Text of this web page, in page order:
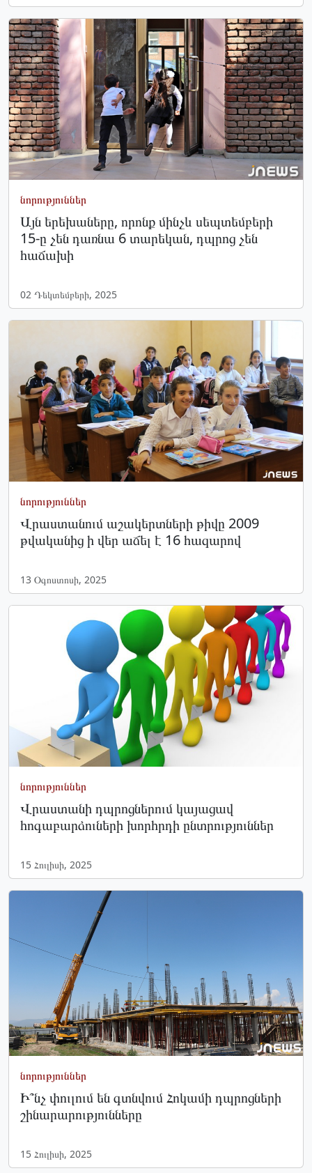
նորություններ
Այն երեխաները, որոնք մինչև սեպտեմբերի
15-ը չեն դառնա 6 տարեկան, դպրոց չեն
հաճախի
02 Դեկտեմբերի, 2025
նորություններ
Վրաստանում աշակերտների թիվը 2009
թվականից ի վեր աճել է 16 հազարով
13 Օգոստոսի, 2025
նորություններ
Վրաստանի դպրոցներում կայացավ
հոգաբարձուների խորհրդի ընտրություններ
15 Հուլիսի, 2025
նորություններ
Ի՞նչ փուլում են գտնվում Հոկամի դպրոցների
շինարարությունները
15 Հուլիսի, 2025